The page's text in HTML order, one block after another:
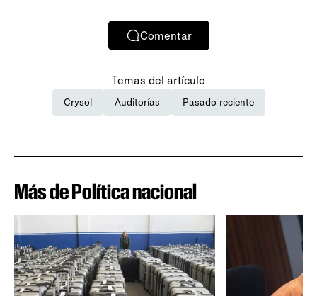
Comentar
Temas del artículo
Crysol Auditorías Pasado reciente
Más de Política nacional